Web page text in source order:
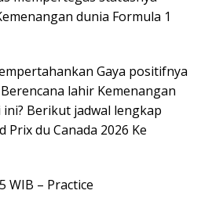
dunia Formula 1
Gaya positifnya
lahir Kemenangan
Berikut jadwal lengkap
Prix du Canada 2026 Ke
WIB – Practice